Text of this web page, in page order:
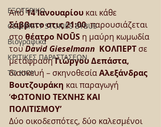
ΕΞΩΤΕΡΙΚΟ
CELEBRITY STORIES BYBUS
Βιογραφικά
ΚΡΙΤΙΚΕΣ ΠΑΡΑΣΤΑΣΕΩΝ
ΤΟ ΚΙΟΥ
Από 14 Ιανουαρίου και κάθε
Σάββατο στις 21:00, παρουσιάζεται
στο θέατρο NOŪS η μαύρη κωμωδία
του David Gieselmann ΚΟΛΠΕΡΤ σε
μετάφραση Γιώργου Δεπάστα,
διασκευή – σκηνοθεσία Αλεξάνδρας
Βουτζουράκη και παραγωγή
‘ΦΩΤΟΝΙΟ ΤΕΧΝΗΣ ΚΑΙ
ΠΟΛΙΤΙΣΜΟΥ’
Δύο οικοδεσπότες, δύο καλεσμένοι